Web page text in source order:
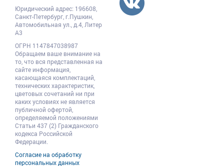
Юридический адрес: 196608
Санкт-Петербург, г.Пушкин
Автомобильная ул., д.4, Литер
А3
ОГРН 1147847038987
Обращаем ваше внимание на
то, что вся представленная на
сайте информация,
касающаяся комплектаций,
технических характеристик,
цветовых сочетаний ни при
каких условиях не является
публичной офертой,
определяемой положениями
Статьи 437 (2) Гражданского
кодекса Российской
Федерации.
Согласие на обработку
персональных данных